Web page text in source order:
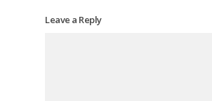
Leave a Reply